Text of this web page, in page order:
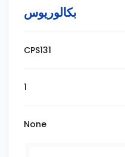
بكالوريوس
CPS131
1
None